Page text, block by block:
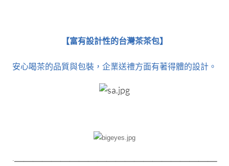
【富有設計性的台灣茶茶包​​​​​​​】
安心喝茶的品質與包裝，企業送禮方面有著得體的設計。
.